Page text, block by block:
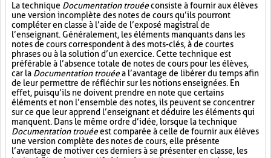
La technique Documentation trouéeconsiste à fournir aux élèves
une version incomplète des notes de cours qu’ils pourront
compléter en classe à l’aide de l’exposé magistral de
l’enseignant. Généralement, les éléments manquants dans les
notes de cours correspondent à des mots-clés, à de courtes
phrases ou à la solution d’un exercice. Cette technique est
préférable à l’absence totale de notes de cours pour les élèves,
car la Documentation trouéea l’avantage de libérer du temps afin
de leur permettre de réfléchir sur les notions enseignées. En
effet, puisqu’ils ne doivent prendre en note que certains
éléments et non l’ensemble des notes, ils peuvent se concentrer
sur ce que leur apprend l’enseignant et déduire les éléments qui
manquent. Dans le même ordre d’idée, lorsque la technique
Documentation trouéeest comparée à celle de fournir aux élèves
une version complète des notes de cours, elle présente
l’avantage de motiver ces derniers à se présenter en classe, les